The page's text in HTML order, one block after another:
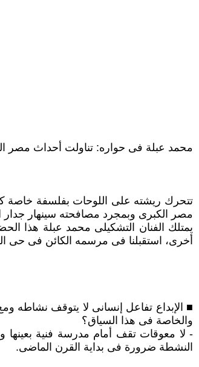
محمد عبلة فى حواره: تناولت أحداث مصر
تتحرك ريشته على اللوحات بفلسفة خاصة
مصر الكبرى وبمجرد مصافحته سينهار جدار
يمتلك الفنان التشكيلى محمد عبلة هذا
أخرى، استقبلنا فى مرسمه الكائن فى حى
■ الإبداع تفاعل إنسانى لا يتوقف
والخاصة فى هذا السياق؟
- لا معوقات تقف أمام مدرسة فنية بعينها
النشطة ضرورة فى بداية القرن الماضى.